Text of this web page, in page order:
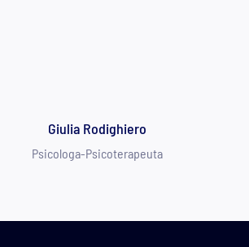
Giulia Rodighiero
Psicologa-Psicoterapeuta